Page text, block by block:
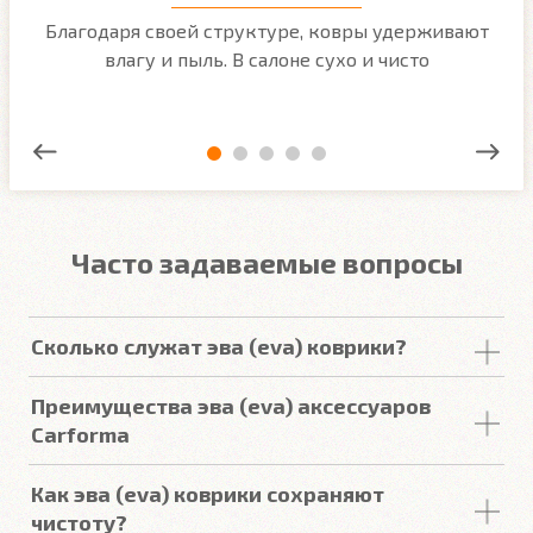
Благодаря своей структуре, ковры удерживают
влагу и пыль. В салоне сухо и чисто
Часто задаваемые вопросы
Сколько служат эва (eva) коврики?
покрытий изЕВАв среднем составляет 2-3
.
Но есть некоторые факторы, уменьшающие или
Преимущества эва (eva) аксессуаров
Carforma
Российский качественный материал
Точно повторяют пол
Как эва (eva) коврики сохраняют
чистоту?